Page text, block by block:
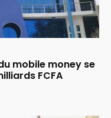
mobile money se
FCFA